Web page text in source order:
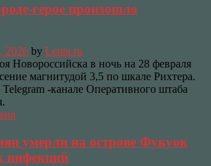
герое произошло
2026 by Lenta.ru
Новороссийска в ночь на 28 февраля
магнитудой 3,5 по шкале Рихтера.
-канале Оперативного штаба
умерли на острове Фукуок
инфекций